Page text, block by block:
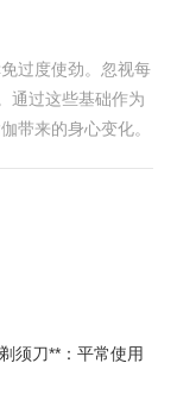
过度使劲。忽视每
通过这些基础作为
带来的身心变化。
须刀**：平常使用